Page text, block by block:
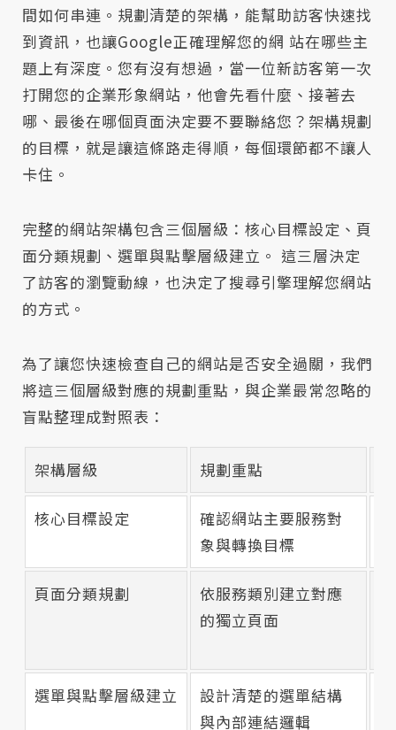
間如何串連。規劃清楚的架構，能幫助訪客快速找
到資訊，也讓Google正確理解您的網 站在哪些主
題上有深度。您有沒有想過，當一位新訪客第一次
打開您的企業形象網站，他會先看什麼、接著去
哪、最後在哪個頁面決定要不要聯絡您？架構規劃
的目標，就是讓這條路走得順，每個環節都不讓人
卡住。
完整的網站架構包含三個層級：核心目標設定、頁
面分類規劃、選單與點擊層級建立。 這三層決定
了訪客的瀏覽動線，也決定了搜尋引擎理解您網站
的方式。
為了讓您快速檢查自己的網站是否安全過關，我們
將這三個層級對應的規劃重點，與企業最常忽略的
盲點整理成對照表：
架構層級 規劃重點
核心目標設定
確認網站主要服務對
象與轉換目標
頁面分類規劃
依服務類別建立對應
的獨立頁面
選單與點擊層級建立
設計清楚的選單結構
與內部連結邏輯